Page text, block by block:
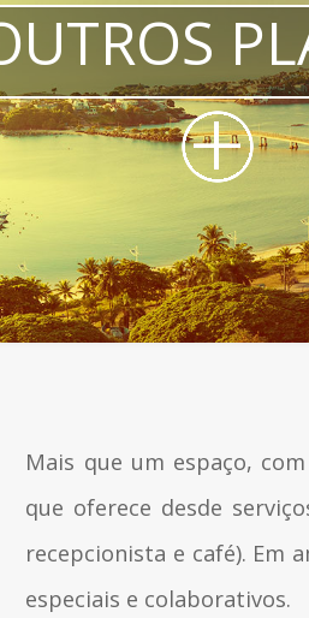
Mais que um espaço,
que oferece desde
recepcionista e café). Em
especiais e colaborativos.